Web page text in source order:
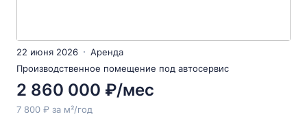
22 июня 2026
Аренда
Производственное помещение под автосервис
2 860 000 ₽/мес
7 800 ₽ за м²/год